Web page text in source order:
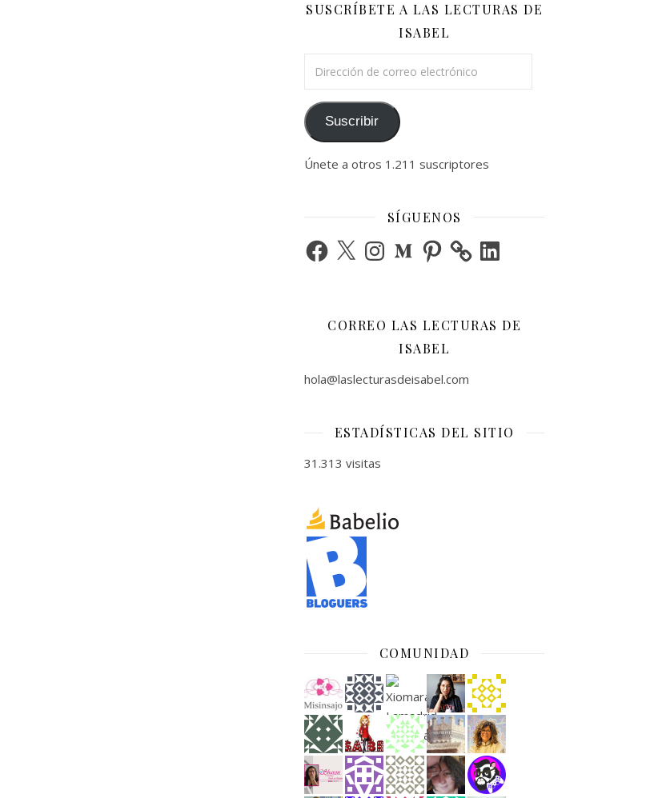
SUSCRÍBETE A LAS LECTURAS DE
ISABEL
Suscribir
Únete a otros 1.211 suscriptores
SÍGUENOS
Facebook
X InstagramMediumPinterest LinkedIn
CORREO LAS LECTURAS DE
ISABEL
hola@laslecturasdeisabel.com
ESTADÍSTICAS DEL SITIO
31.313 visitas
COMUNIDAD